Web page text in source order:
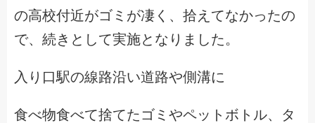
の高校付近がゴミが凄く、拾えてなかったの
で、続きとして実施となりました。
入り口駅の線路沿い道路や側溝に
食べ物食べて捨てたゴミやペットボトル、タ